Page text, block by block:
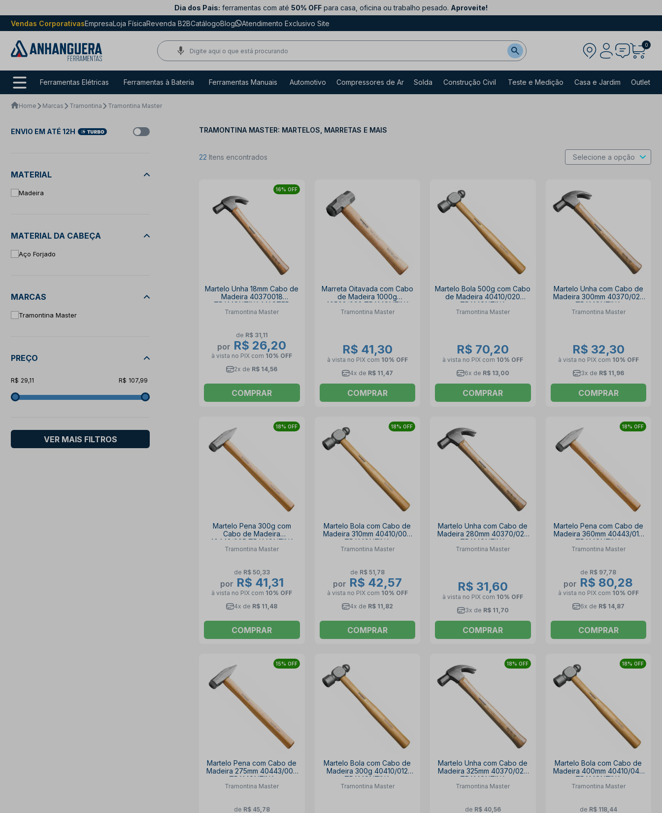
Dia dos Pais: ferramentas com até 50% OFF para casa, oficina ou trabalho pesado. Aproveite!
Vendas CorporativasEmpresaLoja FísicaRevenda B2BCatálogoBlog Atendimento Exclusivo Site
0
Ferramentas Elétricas Ferramentas à Bateria Ferramentas Manuais Automotivo Compressores de Ar Solda Construção Civil Teste e Medição Casa e Jardim Outlet
Home Marcas Tramontina Tramontina Master
ENVIO EM ATÉ 12H
MATERIAL
Madeira
MATERIAL DA CABEÇA
Aço Forjado
MARCAS
Tramontina Master
PREÇO
29,11 107,99
VER MAIS FILTROS
TRAMONTINA MASTER: MARTELOS, MARRETAS E MAIS
22 Itens encontrados
16% OFF
Martelo Unha 18mm Cabo de
Madeira 40370018
TRAMONTINA MASTER
Tramontina Master
de R$ 31,11
por R$ 26,20
à vista no PIX com 10% OFF
2x de R$ 14,56
COMPRAR
Marreta Oitavada com Cabo
de Madeira 1000g
40508/002 TRAMONTINA
Tramontina Master
R$ 41,30
à vista no PIX com 10% OFF
4x de R$ 11,47
COMPRAR
Martelo Bola 500g com Cabo
de Madeira 40410/020
TRAMONTINA
Tramontina Master
R$ 70,20
à vista no PIX com 10% OFF
6x de R$ 13,00
COMPRAR
Martelo Unha com Cabo de
Madeira 300mm 40370/023
TRAMONTINA
Tramontina Master
R$ 32,30
à vista no PIX com 10% OFF
3x de R$ 11,96
COMPRAR
18% OFF
Martelo Pena 300g com
Cabo de Madeira
40443/005 TRAMONTINA
Tramontina Master
de R$ 50,33
por R$ 41,31
à vista no PIX com 10% OFF
4x de R$ 11,48
COMPRAR
18% OFF
Martelo Bola com Cabo de
Madeira 310mm 40410/008
TRAMONTINA
Tramontina Master
de R$ 51,78
por R$ 42,57
à vista no PIX com 10% OFF
4x de R$ 11,82
COMPRAR
Martelo Unha com Cabo de
Madeira 280mm 40370/020
TRAMONTINA
Tramontina Master
R$ 31,60
à vista no PIX com 10% OFF
3x de R$ 11,70
COMPRAR
18% OFF
Martelo Pena com Cabo de
Madeira 360mm 40443/010
TRAMONTINA
Tramontina Master
de R$ 97,78
por R$ 80,28
à vista no PIX com 10% OFF
6x de R$ 14,87
COMPRAR
15% OFF
Martelo Pena com Cabo de
Madeira 275mm 40443/004
TRAMONTINA
Tramontina Master
de R$ 45,78
Martelo Bola com Cabo de
Madeira 300g 40410/012
TRAMONTINA
Tramontina Master
18% OFF
Martelo Unha com Cabo de
Madeira 325mm 40370/025
TRAMONTINA
Tramontina Master
de R$ 40,56
18% OFF
Martelo Bola com Cabo de
Madeira 400mm 40410/040
TRAMONTINA
Tramontina Master
de R$ 118,44